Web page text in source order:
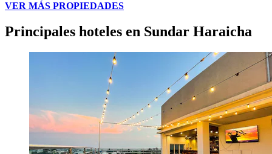
VER MÁS PROPIEDADES
Principales hoteles en Sundar Haraicha